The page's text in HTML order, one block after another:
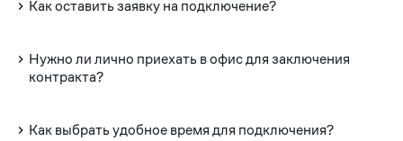
Как оставить заявку на подключение?
Нужно ли лично приехать в офис для заключения
контракта?
Как выбрать удобное время для подключения?